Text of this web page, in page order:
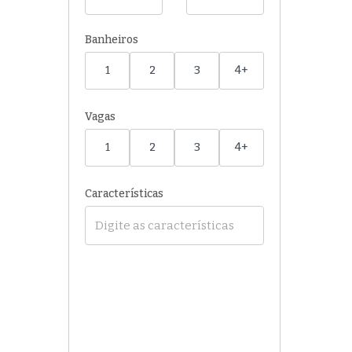
Banheiros
1 2 3 4+
Vagas
1 2 3 4+
Características